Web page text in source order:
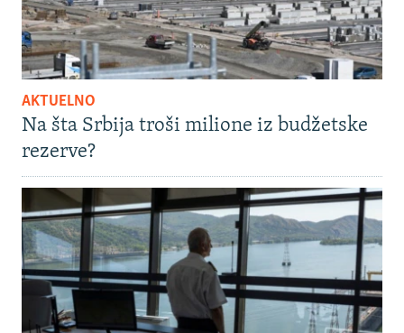
AKTUELNO
Na šta Srbija troši milione iz budžetske
rezerve?